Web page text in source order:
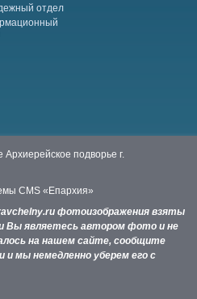
отдел
подворье г.
CMS «Епархия»
фотоизображения взяты
Вы являетесь автором фото и не
на нашем сайте, сообщите
и мы немедленно уберем его с